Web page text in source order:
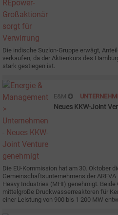
Die indische Suzlon-Gruppe erwägt,
verkaufen, da der Aktienkurs des
stark gestiegen ist.
E&M
Neues KKW-Joint
Die EU-Kommission hat am 30. Oktober
Gemeinschaftsunternehmens der
Heavy Industries (MHI) genehmigt.
mittelgroße Druckwasserreaktoren für
einer Leistung von 900 bis 1 200 MW